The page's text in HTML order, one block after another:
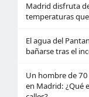
Madrid disfruta
temperaturas
El agua del
bañarse tras el
Un hombre de
en Madrid: ¿Qué